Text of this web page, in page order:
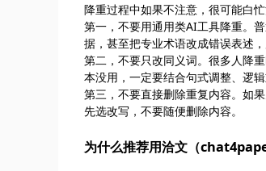
降重过程中如果不注意，很可能白
第一，不要用通用类AI工具降重。
据，甚至把专业术语改成错误表述
第二，不要只改同义词。很多人降
本没用，一定要结合句式调整、逻辑
第三，不要直接删除重复内容。如
先选改写，不要随便删除内容。
为什么推荐用洽文（